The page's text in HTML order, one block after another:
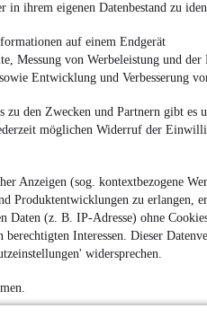
in ihrem eigenen Datenbestand zu
auf einem Endgerät
Messung von Werbeleistung und der
Entwicklung und Verbesserung
den Zwecken und Partnern gibt es
möglichen Widerruf der
Anzeigen (sog. kontextbezogene
Produktentwicklungen zu erlangen,
Daten (z. B. IP-Adresse) ohne
Interessen. Dieser
widersprechen.